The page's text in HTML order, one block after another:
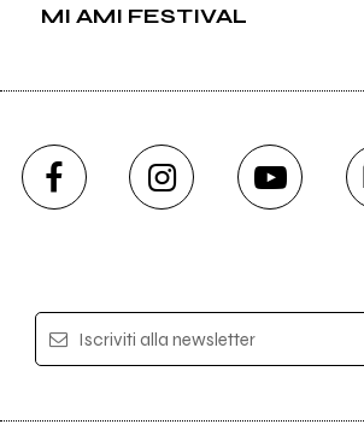
MI AMI FESTIVAL
Iscriviti alla newsletter